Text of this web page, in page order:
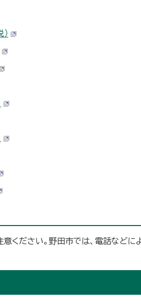
意ください。野田市では、電話など